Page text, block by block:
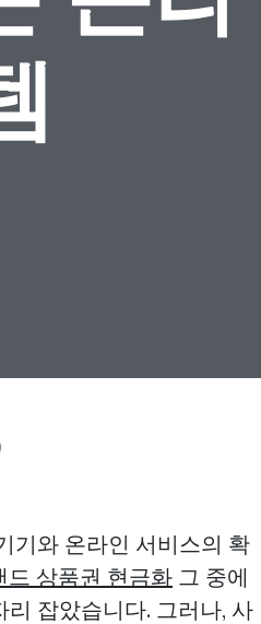
기와 온라인 서비스의 확
드 상품권 현금화 그 중에
잡았습니다. 그러나, 사